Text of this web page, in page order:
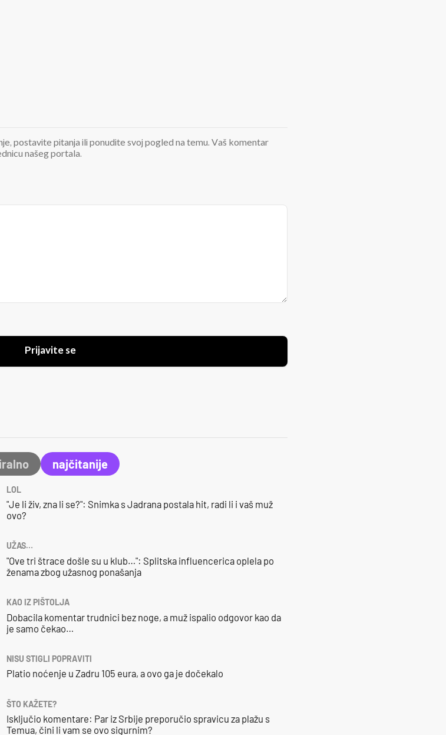
postavite pitanja ili ponudite svoj pogled na temu. Vaš komentar
našeg portala.
Prijavite se
najčitanije
LOL
"Je li živ, zna li se?": Snimka s Jadrana postala hit, radi li i vaš muž
ovo?
UŽAS…
"Ove tri štrace došle su u klub…": Splitska influencerica oplela po
ženama zbog užasnog ponašanja
KAO IZ PIŠTOLJA
Dobacila komentar trudnici bez noge, a muž ispalio odgovor kao da
je samo čekao…
NISU STIGLI POPRAVITI
Platio noćenje u Zadru 105 eura, a ovo ga je dočekalo
ŠTO KAŽETE?
Isključio komentare: Par iz Srbije preporučio spravicu za plažu s
Temua, čini li vam se ovo sigurnim?